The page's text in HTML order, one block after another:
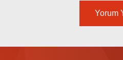
Yorum